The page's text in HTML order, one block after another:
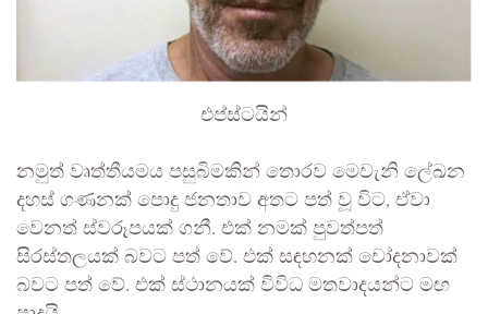
එප්ස්ටයින්
නමුත් වෘත්තීයමය පසුබිමකින් තොරව මෙවැනි ලේඛන
දහස් ගණනක් පොදු ජනතාව අතට පත් වූ විට, ඒවා
වෙනත් ස්වරූපයක් ගනී. එක් නමක් පුවත්පත්
සිරස්තලයක් බවට පත් වේ. එක් සඳහනක් චෝදනාවක්
බවට පත් වේ. එක් ස්ථානයක් විවිධ මතවාදයන්ට මඟ